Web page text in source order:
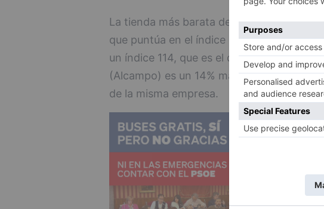
La tienda más barata del país es un
que puntúa en el índice del estudio con la
un índice 114, que es el que tiene el
(Alcampo) es un 14% más caro que la
de la misma empresa.